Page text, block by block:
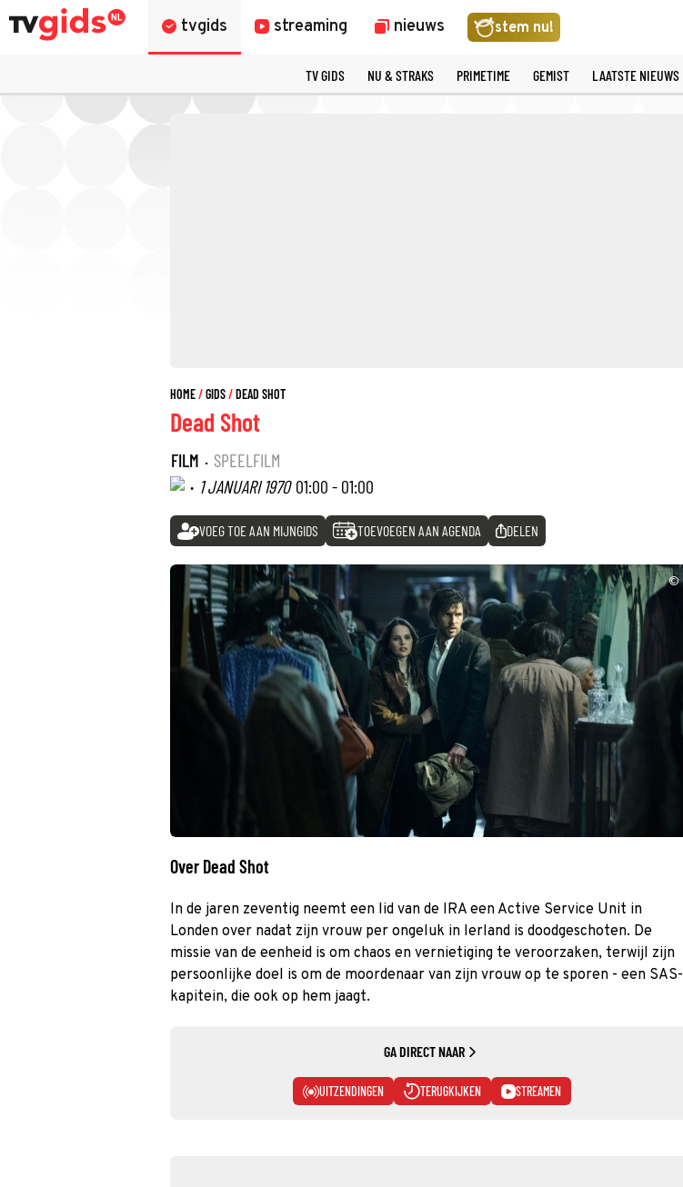
tvgids streaming nieuws stem nu!
TV GIDS NU & STRAKS PRIMETIME GEMIST LAATSTE NIEUWS
HOME GIDS DEAD SHOT
Dead Shot
FILM · SPEELFILM
· 1 JANUARI 1970 01:00 - 01:00
VOEG TOE AAN MIJNGIDS TOEVOEGEN AAN AGENDA DELEN
©
Over Dead Shot
In de jaren zeventig neemt een lid van de IRA een Active Service Unit in
Londen over nadat zijn vrouw per ongeluk in Ierland is doodgeschoten. De
missie van de eenheid is om chaos en vernietiging te veroorzaken, terwijl zijn
persoonlijke doel is om de moordenaar van zijn vrouw op te sporen - een SAS-
kapitein, die ook op hem jaagt.
GA DIRECT NAAR
UITZENDINGEN TERUGKIJKEN STREAMEN